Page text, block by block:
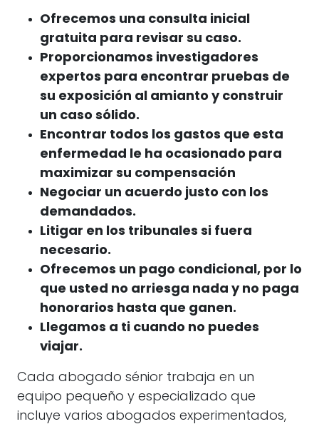
Ofrecemos una consulta inicial
gratuita para revisar su caso.
Proporcionamos investigadores
expertos para encontrar pruebas de
su exposición al amianto y construir
un caso sólido.
Encontrar todos los gastos que esta
enfermedad le ha ocasionado para
maximizar su compensación
Negociar un acuerdo justo con los
demandados.
Litigar en los tribunales si fuera
necesario.
Ofrecemos un pago condicional, por lo
que usted no arriesga nada y no paga
honorarios hasta que ganen.
Llegamos a ti cuando no puedes
viajar.
Cada abogado sénior trabaja en un
equipo pequeño y especializado que
incluye varios abogados experimentados,